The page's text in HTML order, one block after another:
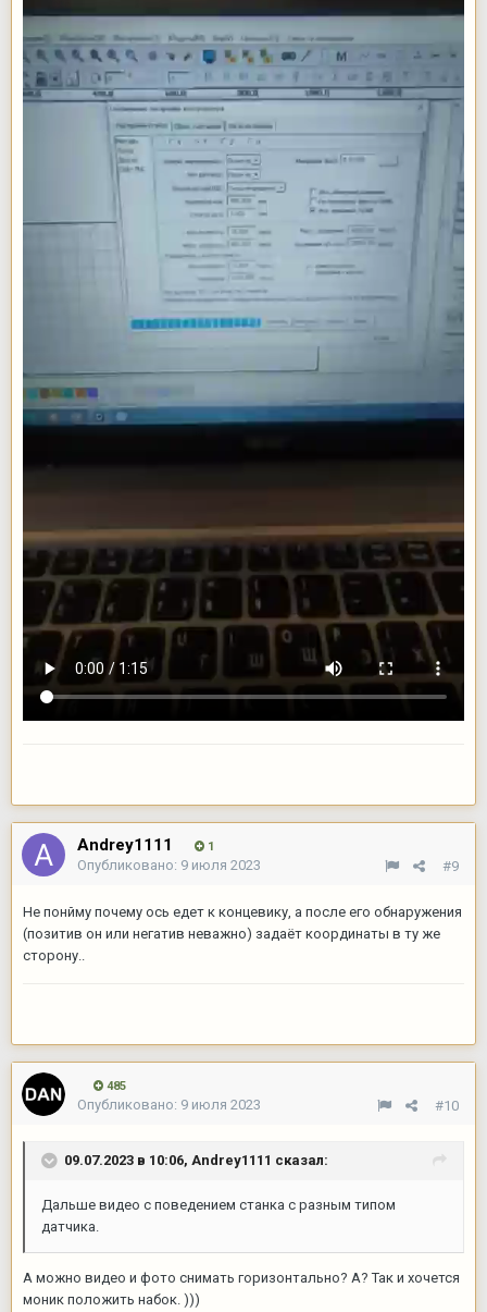
Andrey1111 1
#9
Опубликовано: 9 июля 2023
Не понйму почему ось едет к концевику, а после его обнаружения
(позитив он или негатив неважно) задаёт координаты в ту же
сторону..
485
#10
Опубликовано: 9 июля 2023
09.07.2023 в 10:06, Andrey1111 сказал:
Дальше видео с поведением станка с разным типом
датчика.
А можно видео и фото снимать горизонтально? А? Так и хочется
моник положить набок. )))